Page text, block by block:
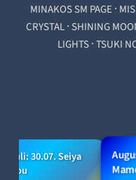
MINAKOS SM PAGE·
CRYSTAL·SHINING
LIGHTS·TSUKI
Juli: 30.07. Seiya
Kou